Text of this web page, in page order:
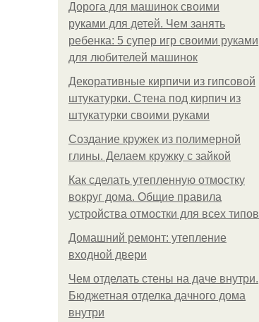
Дорога для машинок своими
руками для детей. Чем занять
ребенка: 5 супер игр своими руками
для любителей машинок
Декоративные кирпичи из гипсовой
штукатурки. Стена под кирпич из
штукатурки своими руками
Создание кружек из полимерной
глины. Делаем кружку с зайкой
Как сделать утепленную отмостку
вокруг дома. Общие правила
устройства отмостки для всех типов
Домашний ремонт: утепление
входной двери
Чем отделать стены на даче внутри.
Бюджетная отделка дачного дома
внутри